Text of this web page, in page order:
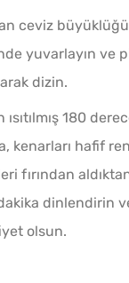
ceviz
yuvarlayın ve
dizin.
ısıtılmış 180
kenarları hafif
fırından
dinlendirin
olsun.